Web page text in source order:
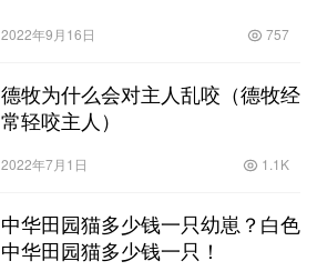
2022年9月16日 757
德牧为什么会对主人乱咬（德牧经
常轻咬主人）
2022年7月1日 1.1K
中华田园猫多少钱一只幼崽？白色
中华田园猫多少钱一只！